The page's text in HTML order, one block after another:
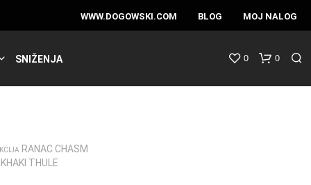
WWW.DOGOWSKI.COM BLOG MOJ NALOG
SNIŽENJA 0 0
RANAC CHASM
THULE